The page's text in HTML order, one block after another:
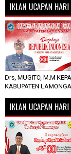
IKLAN UCAPAN HARI
Drs, MUGITO, M.M
KABUPATEN
IKLAN UCAPAN HARI